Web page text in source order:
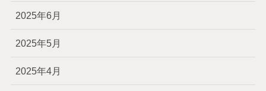
2025年6月
2025年5月
2025年4月